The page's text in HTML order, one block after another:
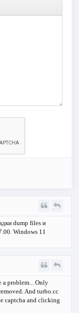
dump files и
Windows 11
a problem... Only
And turbo.cc
captcha and clicking